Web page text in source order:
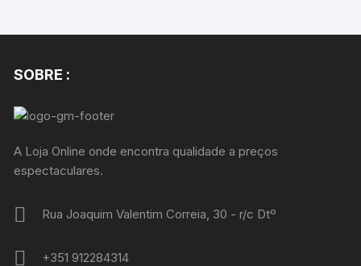
SOBRE :
A Loja Online onde encontra qualidade a preços
espectaculares.
Rua Joaquim Valentim Correia, 30 - r/c Dtº
+351 912284314